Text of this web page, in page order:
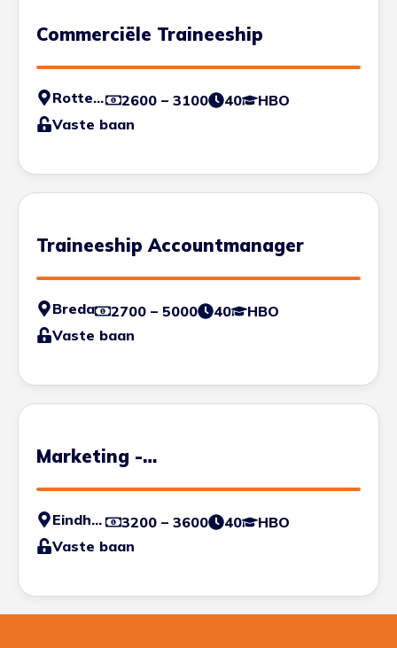
Commerciële Traineeship
Rotterdam 2600 – 3100 40
HBO
Vaste baan
Traineeship Accountmanager
Breda 2700 – 5000 40
HBO
Vaste baan
Marketing -
communicatiemedewerker
Eindhoven 3200 – 3600 40
HBO
Vaste baan